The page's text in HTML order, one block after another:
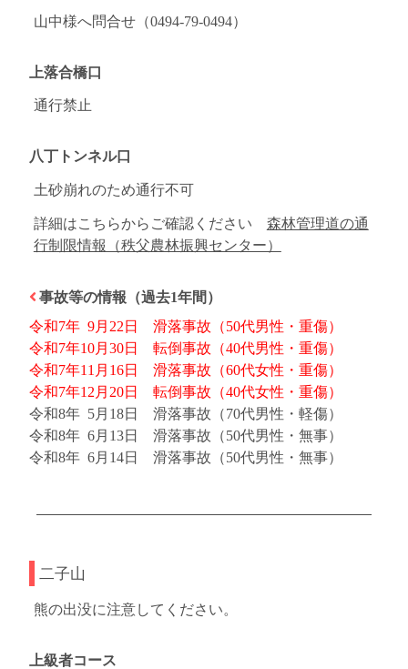
山中様へ問合せ（0494-79-0494）
上落合橋口
通行禁止
八丁トンネル口
土砂崩れのため通行不可
詳細はこちらからご確認ください 森林管理道の通
行制限情報（秩父農林振興センター）
事故等の情報（過去1年間）
令和7年 9月22日 滑落事故（50代男性・重傷）
令和7年10月30日 転倒事故（40代男性・重傷）
令和7年11月16日 滑落事故（60代女性・重傷）
令和7年12月20日 転倒事故（40代女性・重傷）
令和8年 5月18日 滑落事故（70代男性・軽傷）
令和8年 6月13日 滑落事故（50代男性・無事）
令和8年 6月14日 滑落事故（50代男性・無事）
二子山
熊の出没に注意してください。
上級者コース